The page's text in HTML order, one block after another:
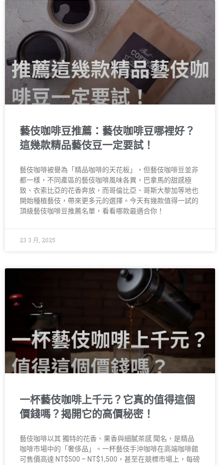
藝伎咖啡豆推薦：藝伎咖啡豆哪裡好？
這幾款精品藝伎豆一定要試！
藝伎咖啡被譽為「精品咖啡的天花板」，但藝伎咖啡豆並非
都一樣，不同產區的藝伎咖啡風味各異，巴拿馬的甜感極
致、衣索比亞的花香奔放，而哥倫比亞、哥斯大黎加等地也
開始種植藝伎，帶來更多元的選擇。今天有幾款值得一試的
頂級藝伎咖啡豆推薦名單，看看哪款最適合你！
23 3 月, 2025
一杯藝伎咖啡上千元？它真的值得這個
價錢嗎？揭開它的高價秘密！
藝伎咖啡以其 獨特的花香、果香與細膩茶感 聞名，是精品
咖啡市場中的「奢侈品」。一杯藝伎手沖咖啡在高端咖啡館
可售價高達 NT$500 – NT$1,500，甚至在競標市場上，每磅